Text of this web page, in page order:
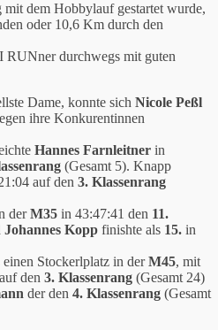
dem Hobbylauf gestartet wurde,
oder 10,6 Km durch den
durchwegs mit guten
Dame, konnte sich Nicole Peßl
ihre Konkurentinnen
Hannes Farnleitner in
(Gesamt 5). Knapp
auf den 3. Klassenrang
derM35 in 43:47:41 den 11.
Johannes Kopp finishte als 15. in
einen Stockerlplatz in derM45, mit
den 3. Klassenrang (Gesamt 24)
der den 4. Klassenrang (Gesamt